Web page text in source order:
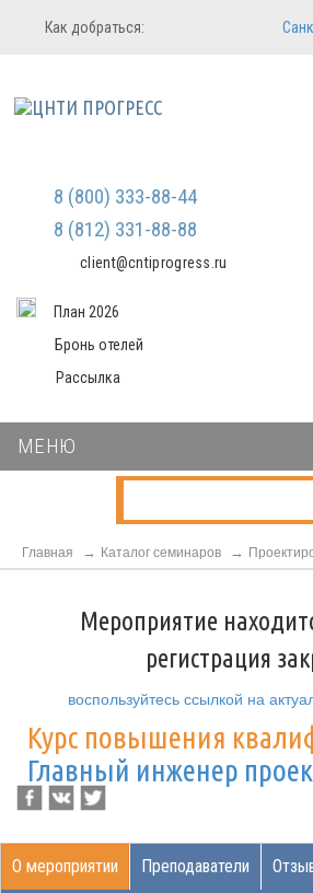
Регистрация
Мы не передаем ваши данные
третьим лицам и не рассылаем
Вход в систему
Как добраться:
8 (800) 333-88-44
8 (812) 331-88-88
client@cntiprogress.ru
План 2026
Бронь отелей
Рассылка
МЕНЮ
Главная Каталог семинаров
Мероприятие
регистрация
воспользуйтесь ссылкой на
Курс повышения
Главный инженер
О мероприятии Преподаватели